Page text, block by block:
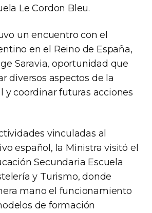
Le Cordon Bleu.
un encuentro con el
en el Reino de España,
Saravia, oportunidad que
diversos aspectos de la
y coordinar futuras acciones
vinculadas al
español, la Ministra visitó el
Secundaria Escuela
y Turismo, donde
mano el funcionamiento
de formación